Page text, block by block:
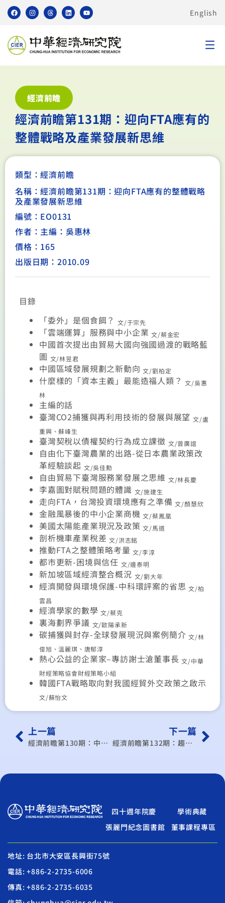
English
經濟前瞻
經濟前瞻第131期：迎向FTA應有的
整體戰略及產業發展新思維
類型：經濟前瞻
名稱：經濟前瞻第131期：迎向FTA應有的整體戰略
及產業發展新思維
編號：EO0131
作者：主編：吳惠林
價格：165
出版日期：2010.09
目錄
「委外」是個食餌？ 文/于宗先
「雲端運算」服務與中小企業文/蔡金宏
中國首次提出由貿易大國向強國過渡的戰略藍
圖 文/林昱君
中國區域發展規劃之新動向文/劉柏定
什麼樣的「資本主義」最能造福人類？文/吳惠
林
主編的話
臺灣CO2捕獲與再利用技術的發展與展望 文/盧
重興、蘇峰生
臺灣契稅以債權契約行為成立課徵 文/曾廣誼
自由化下臺灣農業的出路-從日本農業政策改
革經驗談起 文/吳佳勳
自由貿易下臺灣服務業發展之思維 文/林長慶
李嘉圖對賦稅問題的體識 文/施建生
走向FTA，台灣投資環境應有之準備文/顏慧欣
金融風暴後的中小企業商機文/蔡鳳凰
美國太陽能產業現況及政策文/馬道
剖析機車產業稅差文/洪志銘
推動FTA之整體策略考量文/李淳
都市更新-困境與信任 文/邊泰明
新加坡區域經濟整合概況 文/劉大年
經濟開發與環境保護-中科環評案的省思文/柏
雲昌
經濟學家的數學文/蔡克
裏海劃界爭議 文/歐陽承新
碳捕獲與封存-全球發展現況與案例簡介文/林
俊旭、溫麗琪、唐郁淳
熱心公益的企業家–專訪謝士滄董事長文/中華
財經策略協會財經策略小組
韓國FTA戰略取向對我國經貿外交政策之啟示
文/蘇怡文
上一篇
經濟前瞻第130期：中國未來五年大趨勢 解析十二五規劃
下一篇
經濟前瞻第132期：趨勢前瞻與創新思維
四十週年院慶
學術典藏
張麗門紀念圖書館
董事課程專區
地址: 台北市大安區長興街75號
電話: +886-2-2735-6006
傳真: +886-2-2735-6035